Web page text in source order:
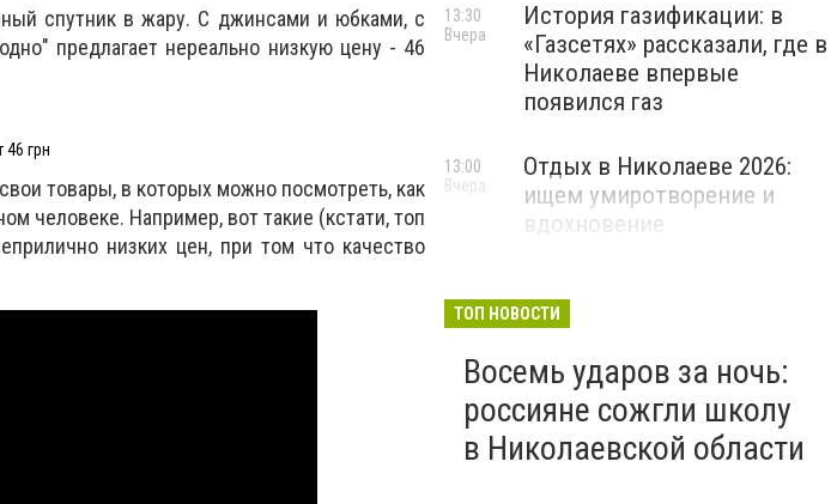
спутник в жару. С джинсами и юбками, с
предлагает нереально низкую цену - 46
46 грн
товары, в которых можно посмотреть, как
человеке. Например, вот такие (кстати, топ
низких цен, при том что качество
История газификации: в
«Газсетях» рассказали, где в
Николаеве впервые
появился газ
13:30
Вчера
Отдых в Николаеве 2026:
ищем умиротворение и
вдохновение
13:00
Вчера
Как николаевцам пережить
прохладный транспорт и
новые локации с
туманчиками
12:30
Вчера
ТОП НОВОСТИ
Восемь ударов за ночь:
россияне сожгли школу
в Николаевской области